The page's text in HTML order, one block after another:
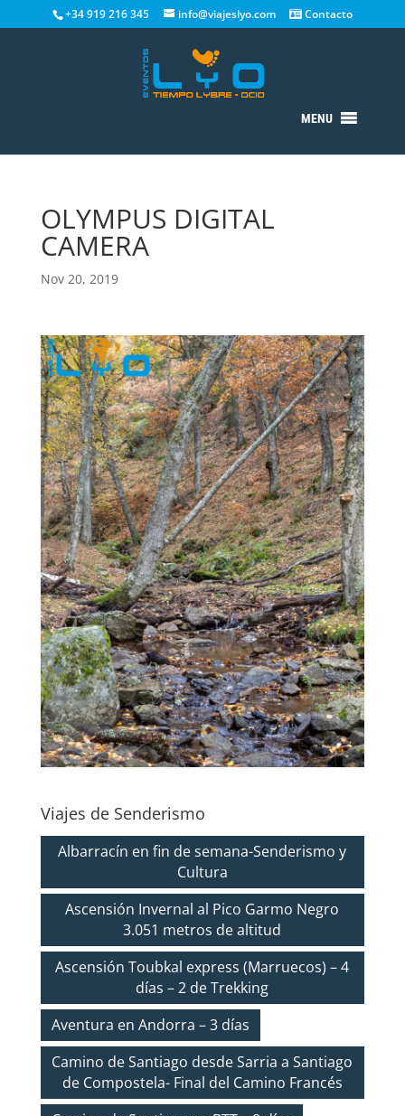
+34 919 216 345 info@viajeslyo.com Contacto
MENU
OLYMPUS DIGITAL
CAMERA
Nov 20, 2019
Viajes de Senderismo
Albarracín en fin de semana-Senderismo y
Cultura
Ascensión Invernal al Pico Garmo Negro
3.051 metros de altitud
Ascensión Toubkal express (Marruecos) – 4
días – 2 de Trekking
Aventura en Andorra – 3 días
Camino de Santiago desde Sarria a Santiago
de Compostela- Final del Camino Francés